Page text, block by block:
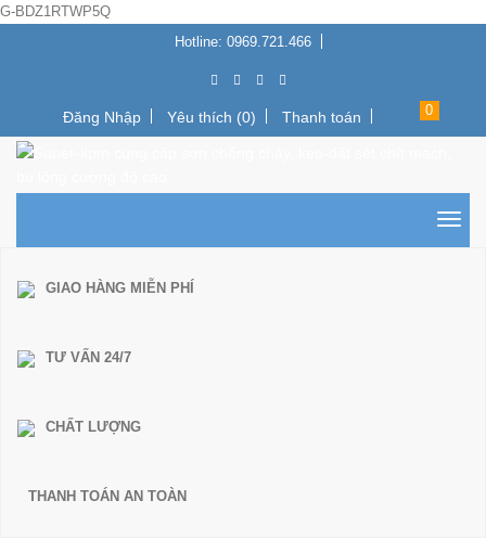
G-BDZ1RTWP5Q
Hotline: 0969.721.466
Đăng Nhập Yêu thích (0) Thanh toán 0
GIAO HÀNG MIỄN PHÍ
TƯ VẤN 24/7
CHẤT LƯỢNG
THANH TOÁN AN TOÀN